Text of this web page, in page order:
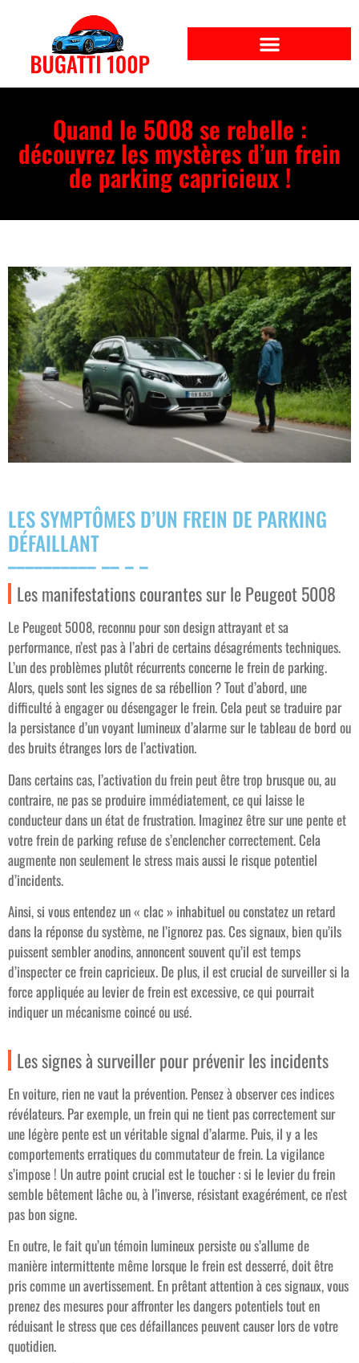
Quand le 5008 se rebelle :
découvrez les mystères d’un frein
de parking capricieux !
LES SYMPTÔMES D’UN FREIN DE PARKING
DÉFAILLANT
Les manifestations courantes sur le Peugeot 5008
Le Peugeot 5008, reconnu pour son design attrayant et sa
performance, n’est pas à l’abri de certains désagréments techniques.
L’un des problèmes plutôt récurrents concerne le frein de parking.
Alors, quels sont les signes de sa rébellion ? Tout d’abord, une
difficulté à engager ou désengager le frein. Cela peut se traduire par
la persistance d’un voyant lumineux d’alarme sur le tableau de bord ou
des bruits étranges lors de l’activation.
Dans certains cas, l’activation du frein peut être trop brusque ou, au
contraire, ne pas se produire immédiatement, ce qui laisse le
conducteur dans un état de frustration. Imaginez être sur une pente et
votre frein de parking refuse de s’enclencher correctement. Cela
augmente non seulement le stress mais aussi le risque potentiel
d’incidents.
Ainsi, si vous entendez un « clac » inhabituel ou constatez un retard
dans la réponse du système, ne l’ignorez pas. Ces signaux, bien qu’ils
puissent sembler anodins, annoncent souvent qu’il est temps
d’inspecter ce frein capricieux. De plus, il est crucial de surveiller si la
force appliquée au levier de frein est excessive, ce qui pourrait
indiquer un mécanisme coincé ou usé.
Les signes à surveiller pour prévenir les incidents
En voiture, rien ne vaut la prévention. Pensez à observer ces indices
révélateurs. Par exemple, un frein qui ne tient pas correctement sur
une légère pente est un véritable signal d’alarme. Puis, il y a les
comportements erratiques du commutateur de frein. La vigilance
s’impose ! Un autre point crucial est le toucher : si le levier du frein
semble bêtement lâche ou, à l’inverse, résistant exagérément, ce n’est
pas bon signe.
En outre, le fait qu’un témoin lumineux persiste ou s’allume de
manière intermittente même lorsque le frein est desserré, doit être
pris comme un avertissement. En prêtant attention à ces signaux, vous
prenez des mesures pour affronter les dangers potentiels tout en
réduisant le stress que ces défaillances peuvent causer lors de votre
quotidien.